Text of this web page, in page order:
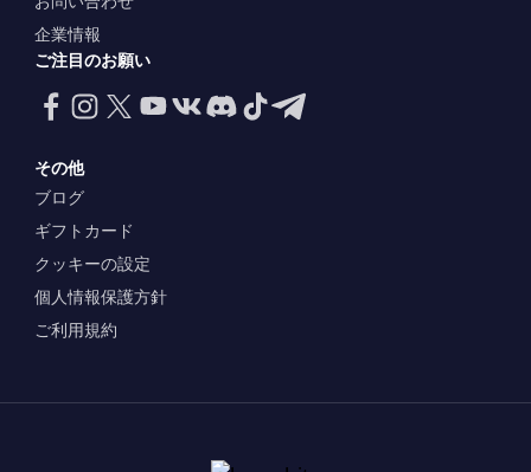
企業情報
ご注目のお願い
その他
ブログ
ギフトカード
クッキーの設定
個人情報保護方針
ご利用規約